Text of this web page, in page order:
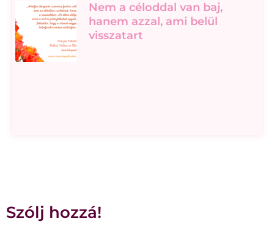
Nem a céloddal van baj,
hanem azzal, ami belül
visszatart
Szólj hozzá!